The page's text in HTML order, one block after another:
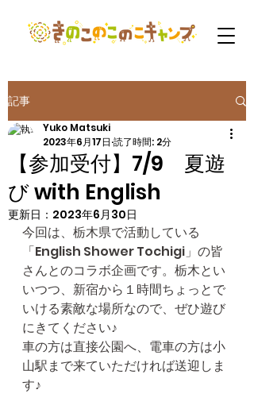
記事
【参加受付】7/9 夏遊
び with English
Yuko Matsuki
2023年6月17日 読了時間: 2分
更新日： 2023年6月30日
今回は、栃木県で活動している
「English Shower Tochigi」の皆
さんとのコラボ企画です。栃木とい
いつつ、新宿から１時間ちょっとで
いける素敵な場所なので、ぜひ遊び
にきてください♪
車の方は直接公園へ、電車の方は小
山駅まで来ていただければ送迎しま
す♪